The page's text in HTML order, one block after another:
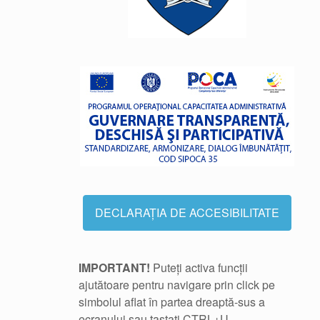
DECLARAȚIA DE ACCESIBILITATE
IMPORTANT! Puteți activa funcții
ajutătoare pentru navigare prin click pe
simbolul aflat în partea dreaptă-sus a